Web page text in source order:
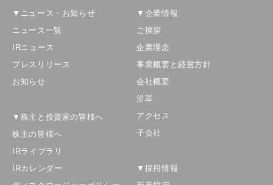
▼ニュース・お知らせ
ニュース一覧
IRニュース
プレスリリース
お知らせ
▼株主と投資家の皆様へ
株主の皆様へ
IRライブラリ
IRカレンダー
▼企業情報
ご挨拶
企業理念
事業概要と経営方針
会社概要
沿革
アクセス
子会社
▼採用情報